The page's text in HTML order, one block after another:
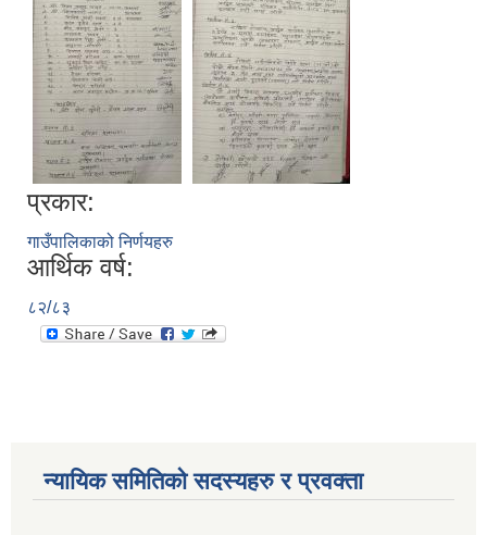
प्रकार:
गाउँपालिकाको निर्णयहरु
आर्थिक वर्ष:
८२/८३
न्यायिक समितिको सदस्यहरु र प्रवक्ता